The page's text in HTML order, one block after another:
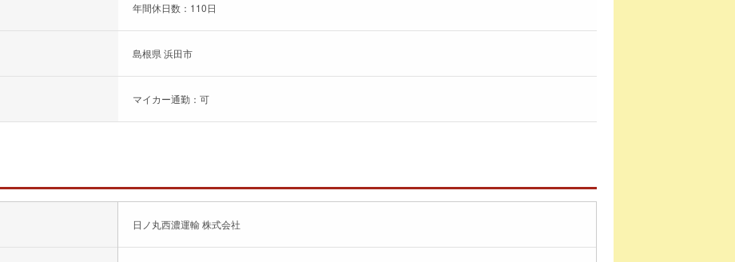
年間休日数：110日
島根県 浜田市
マイカー通勤：可
日ノ丸西濃運輸 株式会社